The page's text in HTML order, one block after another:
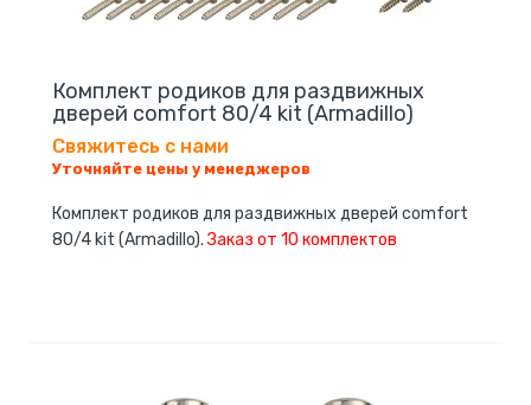
Комплект родиков для раздвижных
дверей comfort 80/4 kit (Armadillo)
Свяжитесь с нами
Уточняйте цены у менеджеров
Комплект родиков для раздвижных дверей comfort
80/4 kit (Armadillo).Заказ от 10 комплектов